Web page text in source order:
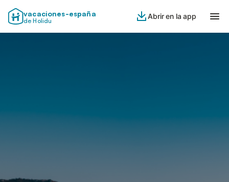
vacaciones-españa
de Holidu
Abrir en la app